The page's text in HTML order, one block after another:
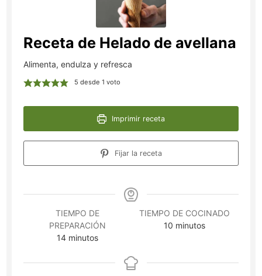
Receta de Helado de avellana
Alimenta, endulza y refresca
5 desde 1 voto
Imprimir receta
Fijar la receta
TIEMPO DE
PREPARACIÓN
14minutos
minutos
TIEMPO DE COCINADO
10 minutos
minutos